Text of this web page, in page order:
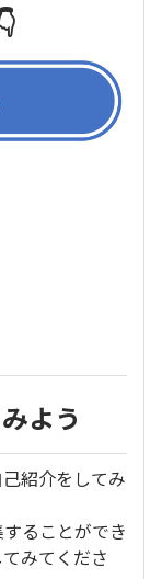
よう
紹介をしてみ
ることができ
みてくださ